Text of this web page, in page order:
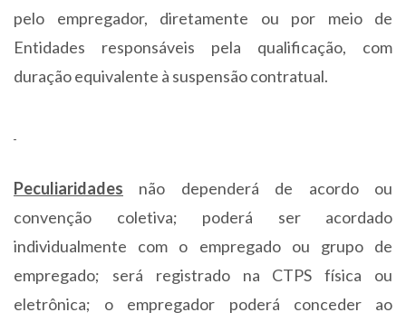
pelo empregador, diretamente ou por meio de
Entidades responsáveis pela qualificação, com
duração equivalente à suspensão contratual.
Peculiaridades não dependerá de acordo ou
convenção coletiva; poderá ser acordado
individualmente com o empregado ou grupo de
empregado; será registrado na CTPS física ou
eletrônica; o empregador poderá conceder ao